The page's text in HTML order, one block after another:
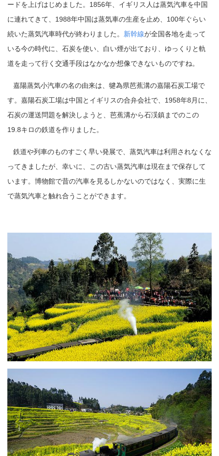
ードを上げはじめました。1856年、イギリス人は蒸気汽車を中国
に連れてきて、1988年中国は蒸気車の生産を止め、100年ぐらい
続いた蒸気汽車時代が終わりました。 新幹線が全国各地を走って
いる今の時代に、石炭を使い、白い煙が出ており、ゆっくりと軌
道を走って行く交通手段はなかなか想像できないものですね。
嘉陽蒸気小汽車の名の由来は、犍為県芭蕉溝の嘉陽石炭工場で
す。嘉陽石炭工場は中国とイギリスの合弁会社で、1958年8月に、
石炭の運送問題を解決しようと、芭蕉溝から石渓鎮までのこの
19.8キロの鉄道を作りました。
鉄道や列車のものすごく早い発展で、蒸気汽車は利用されなくな
ってきましたが、幸いに、この古い蒸気汽車は現在まで保存して
います。博物館で昔の汽車を見るしかないのではなく、実際に生
で蒸気汽車と触れ合うことができます。